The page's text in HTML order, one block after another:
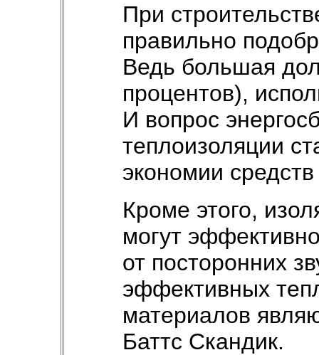
При
правильно
Ведь большая
процентов),
И вопрос
теплоизоляции
экономии
Кроме этого,
могут
от посторонних
эффективных
материалов
Баттс Скандик.